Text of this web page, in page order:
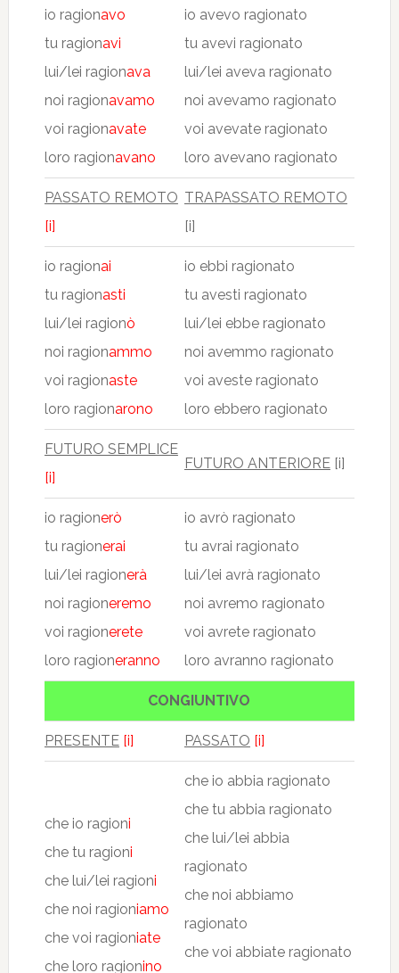
io ragionavo
tu ragionavi
lui/lei ragionava
noi ragionavamo
voi ragionavate
loro ragionavano
io avevo ragionato
tu avevi ragionato
lui/lei aveva ragionato
noi avevamo ragionato
voi avevate ragionato
loro avevano ragionato
PASSATO REMOTO
[i]
TRAPASSATO REMOTO
[i]
io ragionai
tu ragionasti
lui/lei ragionò
noi ragionammo
voi ragionaste
loro ragionarono
io ebbi ragionato
tu avesti ragionato
lui/lei ebbe ragionato
noi avemmo ragionato
voi aveste ragionato
loro ebbero ragionato
FUTURO SEMPLICE
[i]
FUTURO ANTERIORE[i]
io ragionerò
tu ragionerai
lui/lei ragionerà
noi ragioneremo
voi ragionerete
loro ragioneranno
io avrò ragionato
tu avrai ragionato
lui/lei avrà ragionato
noi avremo ragionato
voi avrete ragionato
loro avranno ragionato
CONGIUNTIVO
PRESENTE [i] PASSATO [i]
che io ragioni
che tu ragioni
che lui/lei ragioni
che noi ragioniamo
che voi ragioniate
che loro ragionino
che io abbia ragionato
che tu abbia ragionato
che lui/lei abbia
ragionato
che noi abbiamo
ragionato
che voi abbiate ragionato